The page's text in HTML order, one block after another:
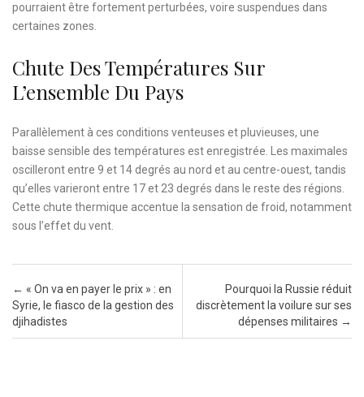
pourraient être fortement perturbées, voire suspendues dans
certaines zones.
Chute Des Températures Sur
L’ensemble Du Pays
Parallèlement à ces conditions venteuses et pluvieuses, une
baisse sensible des températures est enregistrée. Les maximales
oscilleront entre 9 et 14 degrés au nord et au centre-ouest, tandis
qu’elles varieront entre 17 et 23 degrés dans le reste des régions.
Cette chute thermique accentue la sensation de froid, notamment
sous l’effet du vent.
Post navigation
← « On va en payer le prix » : en
Syrie, le fiasco de la gestion des
djihadistes
Pourquoi la Russie réduit
discrètement la voilure sur ses
dépenses militaires →